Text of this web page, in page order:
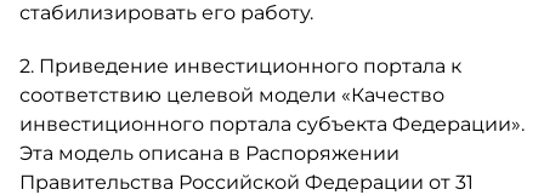
стабилизировать его работу.
2. Приведение инвестиционного портала к
соответствию целевой модели «Качество
инвестиционного портала субъекта Федерации».
Эта модель описана в Распоряжении
Правительства Российской Федерации от 31